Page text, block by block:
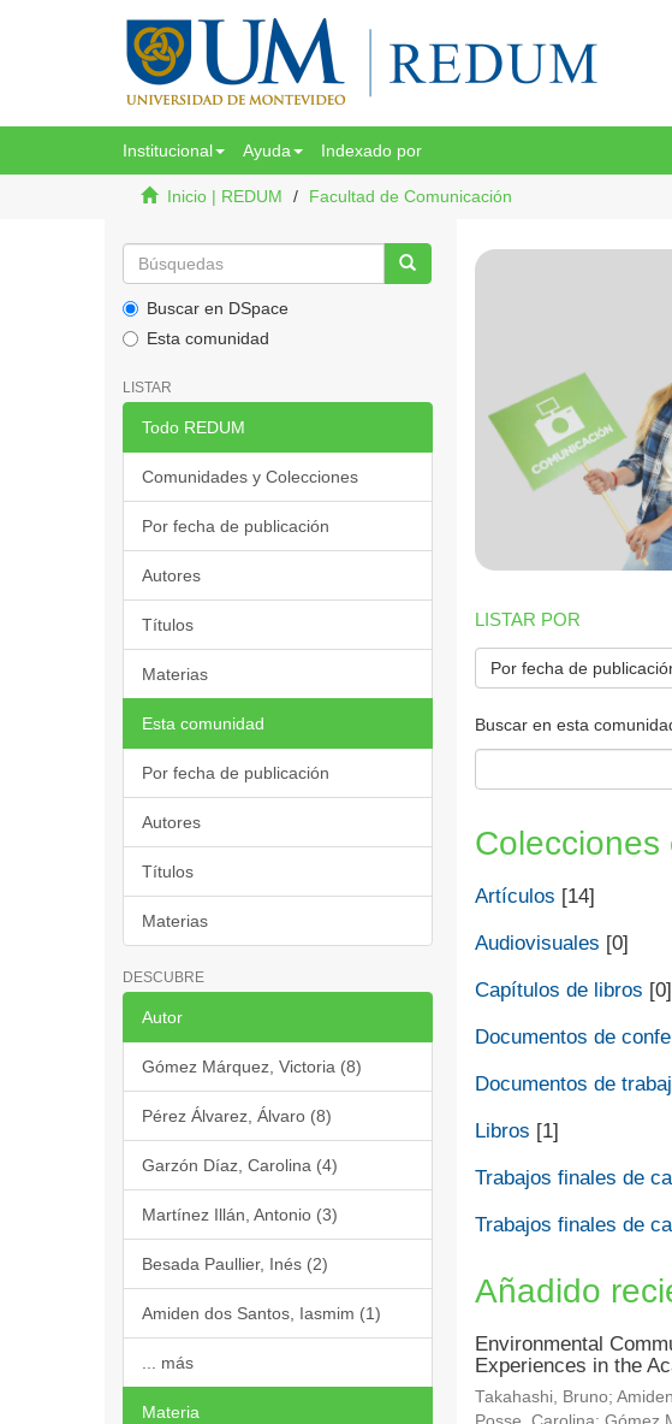
Institucional Ayuda Indexado por
Inicio | REDUM Facultad de Comunicación
Buscar en DSpace
Esta comunidad
LISTAR
Todo REDUM
Comunidades y Colecciones
Por fecha de publicación
Autores
Títulos
Materias
Esta comunidad
Por fecha de publicación
Autores
Títulos
Materias
DESCUBRE
Autor
Gómez Márquez, Victoria (8)
Pérez Álvarez, Álvaro (8)
Garzón Díaz, Carolina (4)
Martínez Illán, Antonio (3)
Besada Paullier, Inés (2)
Amiden dos Santos, Iasmim (1)
... más
Materia
LISTAR POR
Por fecha de
Buscar en esta
Colecciones
Artículos [14]
Audiovisuales [0]
Capítulos de libros [0]
Documentos de
Documentos de
Libros [1]
Trabajos finales de
Trabajos finales de
Añadido
Environmental
Experiences in the
Takahashi, Bruno;